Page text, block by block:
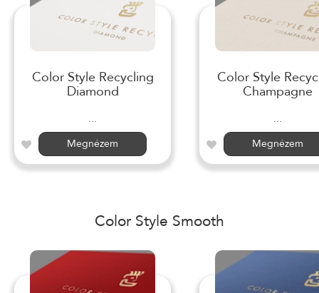
Color Style Recycling
Diamond
...
Megnézem
Color Style
Champagne
...
Megnézem
Color Style Smooth